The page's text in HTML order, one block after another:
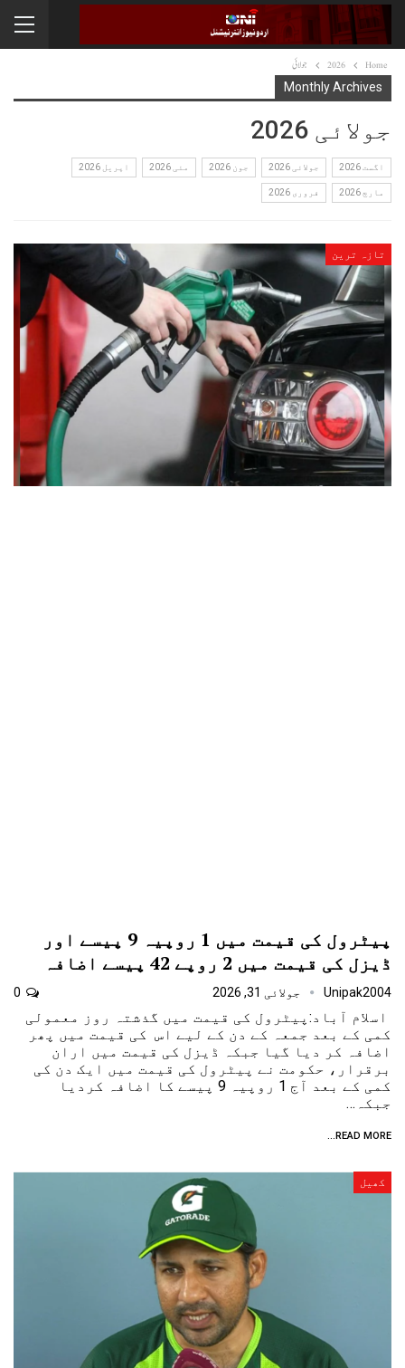
Home
2026 جولائی
Monthly Archives
جولائی 2026
اگست 2026 جولائی 2026 جون 2026 مئی 2026 اپریل 2026
مارچ 2026 فروری 2026
تازہ ترین
پیٹرول کی قیمت میں 1 روپیہ 9 پیسے اور
ڈیزل کی قیمت میں 2 روپے 42 پیسے اضافہ
Unipak2004 جولائی 31, 2026
اسلام آباد:پیٹرول کی قیمت میں گذشتہ روز معمولی
کمی کے بعد جمعہ کے دن کے لیے اس کی قیمت میں پھر
اضافہ کر دیا گیا جبکہ ڈیزل کی قیمت میں اران
برقرار، حکومت نے پیٹرول کی قیمت میں ایک دن کی
کمی کے بعد آج 1 روپیہ 9 پیسے کا اضافہ کردیا
جبکہ…
READ MORE...
کھیل